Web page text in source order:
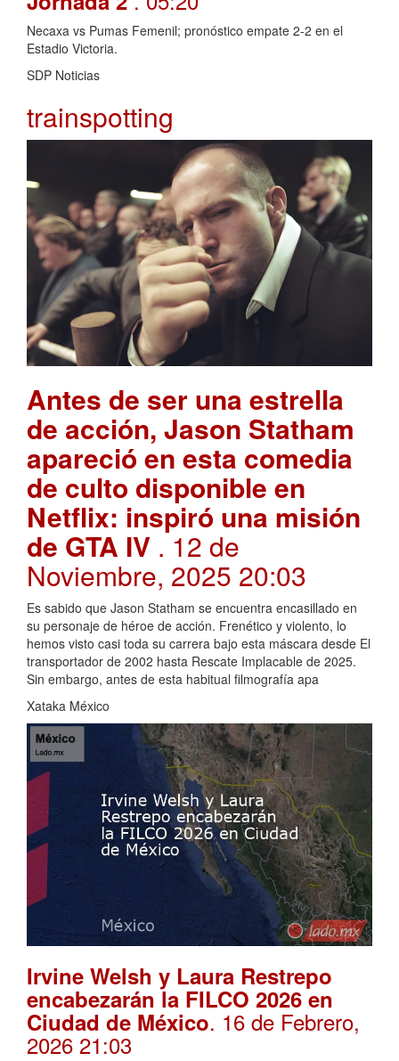
Necaxa vs Pumas Femenil; pronóstico empate 2-2 en el
Estadio Victoria.
SDP Noticias
trainspotting
Antes de ser una estrella
de acción, Jason Statham
apareció en esta comedia
de culto disponible en
Netflix: inspiró una misión
de GTA IV . 12 de
Noviembre, 2025 20:03
Es sabido que Jason Statham se encuentra encasillado en
su personaje de héroe de acción. Frenético y violento, lo
hemos visto casi toda su carrera bajo esta máscara desde El
transportador de 2002 hasta Rescate Implacable de 2025.
Sin embargo, antes de esta habitual filmografía apa
Xataka México
Irvine Welsh y Laura Restrepo
encabezarán la FILCO 2026 en
Ciudad de México. 16 de Febrero,
2026 21:03